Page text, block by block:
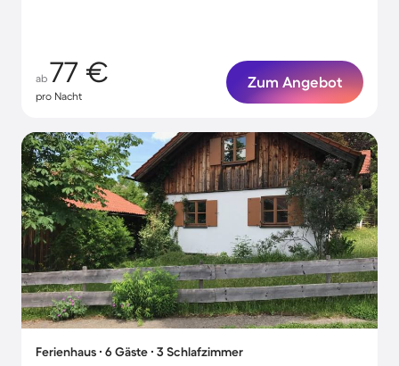
ab 77 €
pro Nacht
Zum Angebot
Ferienhaus ∙ 6 Gäste ∙ 3 Schlafzimmer